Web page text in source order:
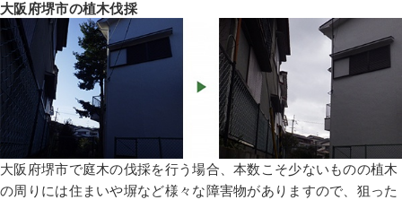
大阪府堺市の植木伐採
大阪府堺市で庭木の伐採を行う場合、本数こそ少ないものの植木
の周りには住まいや塀など様々な障害物がありますので、狙った